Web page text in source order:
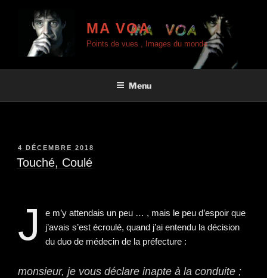
principal
MA VOA
Points de vues , Images du monde
Menu
PUBLIÉ
LE
4 DÉCEMBRE 2018
Touché, Coulé
J
e m’y attendais un peu … , mais le peu d’espoir que
j’avais s’est écroulé, quand j’ai entendu la décision
du duo de médecin de la préfecture :
monsieur, je vous déclare inapte à la conduite ;